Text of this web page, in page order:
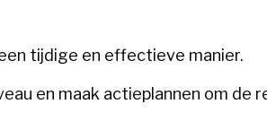
tijdige en effectieve manier.
en maak actieplannen om de